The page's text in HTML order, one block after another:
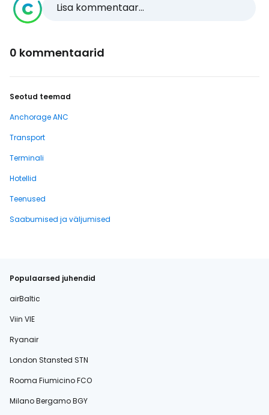
Lisa kommentaar...
0 kommentaarid
Seotud teemad
Anchorage ANC
Transport
Terminali
Hotellid
Teenused
Saabumised ja väljumised
Populaarsed juhendid
airBaltic
Viin VIE
Ryanair
London Stansted STN
Rooma Fiumicino FCO
Milano Bergamo BGY